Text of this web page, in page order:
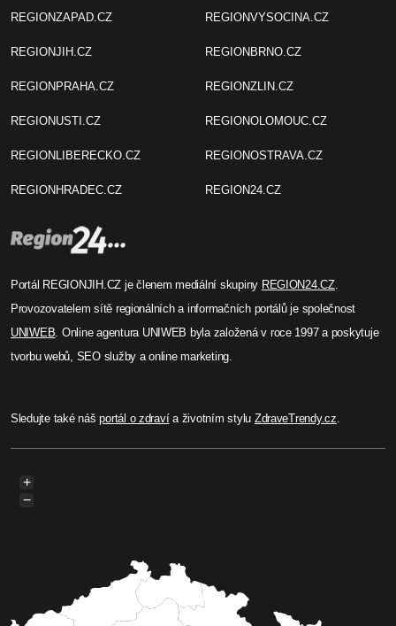
REGIONZAPAD.CZ
REGIONJIH.CZ
REGIONPRAHA.CZ
REGIONUSTI.CZ
REGIONLIBERECKO.CZ
REGIONHRADEC.CZ
REGIONVYSOCINA.CZ
REGIONBRNO.CZ
REGIONZLIN.CZ
REGIONOLOMOUC.CZ
REGIONOSTRAVA.CZ
REGION24.CZ
Portál REGIONJIH.CZ je členem mediální skupiny REGION24.CZ.
Provozovatelem sítě regionálních a informačních portálů je společnost
UNIWEB . Online agentura UNIWEB byla založená v roce 1997 a poskytuje
tvorbu webů, SEO služby a online marketing.
Sledujte také nášportál o zdravía životním stylu ZdraveTrendy.cz
+
−